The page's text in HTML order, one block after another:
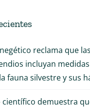
reclama que
incluyan
fauna silvestre y sus
científico demuestra